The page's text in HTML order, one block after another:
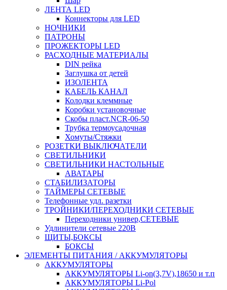
ЛЕНТА LED
Коннекторы для LED
НОЧНИКИ
ПАТРОНЫ
ПРОЖЕКТОРЫ LED
РАСХОДНЫЕ МАТЕРИАЛЫ
DIN рейка
Заглушка от детей
ИЗОЛЕНТА
КАБЕЛЬ КАНАЛ
Колодки клеммные
Коробки установочные
Скобы пласт.NCR-06-50
Трубка термоусадочная
Хомуты/Стяжки
РОЗЕТКИ ВЫКЛЮЧАТЕЛИ
СВЕТИЛЬНИКИ
СВЕТИЛЬНИКИ НАСТОЛЬНЫЕ
АВАТАРЫ
СТАБИЛИЗАТОРЫ
ТАЙМЕРЫ СЕТЕВЫЕ
Телефонные удл. разетки
ТРОЙНИКИ/ПЕРЕХОДНИКИ СЕТЕВЫЕ
Переходники универ,СЕТЕВЫЕ
Удлинители сетевые 220В
ЩИТЫ,БОКСЫ
БОКСЫ
ЭЛЕМЕНТЫ ПИТАНИЯ / АККУМУЛЯТОРЫ
АККУМУЛЯТОРЫ
АККУМУЛЯТОРЫ Li-on(3,7V),18650 и т.п
АККУМУЛЯТОРЫ Li-Pol